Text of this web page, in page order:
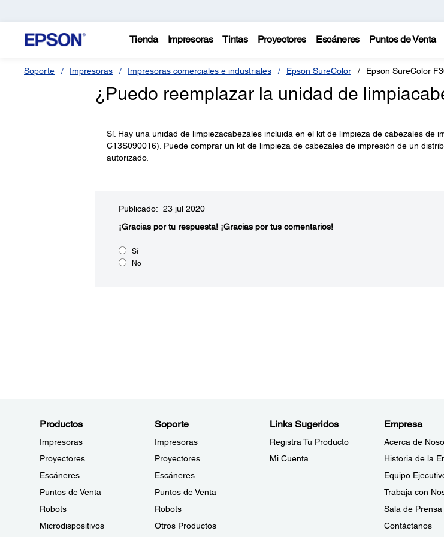
Tienda Impresoras Tintas Proyectores Escáneres Puntos de Venta
Soporte Impresoras Impresoras comerciales e industriales Epson SureColor Epson SureColor
¿Puedo reemplazar la unidad de
Sí. Hay una unidad de limpiezacabezales incluida en el kit de limpieza de cabezales de
C13S090016). Puede comprar un kit de limpieza de cabezales de impresión de un
autorizado.
Publicado: 23 jul 2020
¡Gracias por tu respuesta! ¡Gracias por tus comentarios!
Sí
No
Productos
Impresoras
Proyectores
Escáneres
Puntos de Venta
Robots
Microdispositivos
Soporte
Impresoras
Proyectores
Escáneres
Puntos de Venta
Robots
Otros Productos
Links Sugeridos
Registra Tu Producto
Mi Cuenta
Empresa
Acerca de
Historia de la
Equipo
Trabaja con
Sala de Prensa
Contáctanos